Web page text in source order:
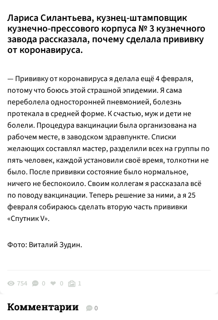
Лариса Силантьева, кузнец-штамповщик
кузнечно-прессового корпуса № 3 кузнечного
завода рассказала, почему сделала прививку
от коронавируса.
— Прививку от коронавируса я делала ещё 4 февраля,
потому что боюсь этой страшной эпидемии. Я сама
переболела односторонней пневмонией, болезнь
протекала в средней форме. К счастью, муж и дети не
болели. Процедура вакцинации была организована на
рабочем месте, в заводском здравпункте. Списки
желающих составлял мастер, разделили всех на группы по
пять человек, каждой установили своё время, толкотни не
было. После прививки состояние было нормальное,
ничего не беспокоило. Своим коллегам я рассказала всё
по поводу вакцинации. Теперь решение за ними, а я 25
февраля собираюсь сделать вторую часть прививки
«Спутник V».
Фото: Виталий Зудин.
754 0 0 1
Комментарии 0